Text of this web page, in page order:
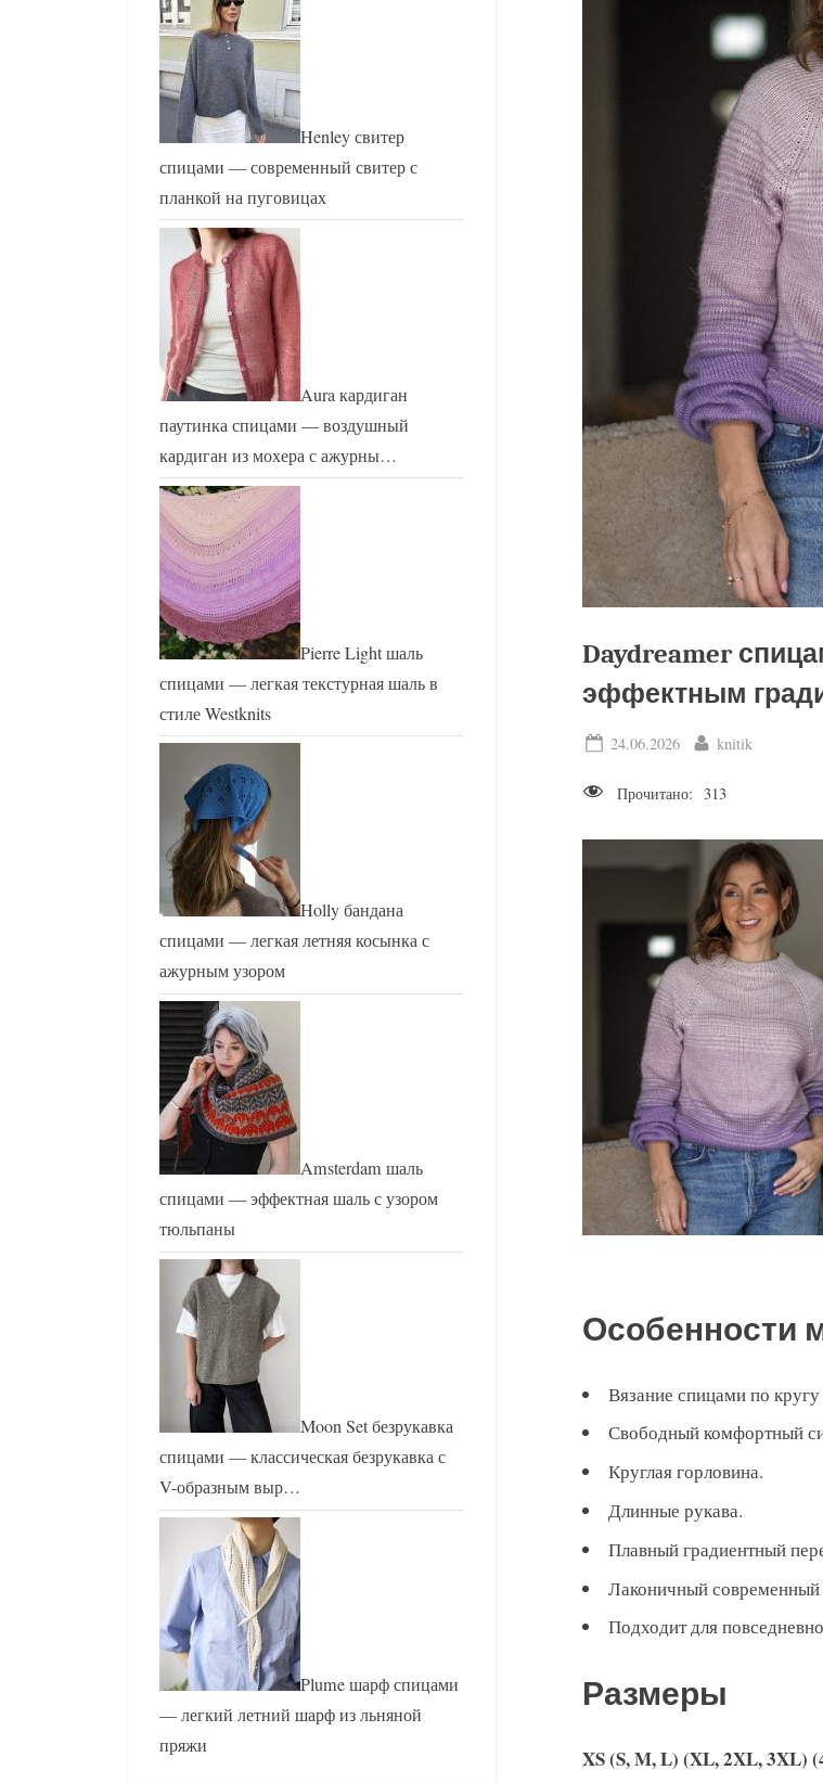
Daydreamer
эффектным
Posted
24.06.2026 By
knitik
Прочитано: 313
Особенности
Вязание спицами по
Свободный комфортный
Круглая горловина.
Длинные рукава.
Плавный градиентный
Лаконичный современный
Подходит для
Размеры
XS (S, M, L) (XL, 2XL, 3XL)
Henley свитер
спицами — современный свитер с
планкой на пуговицах
Aura кардиган
паутинка спицами — воздушный
кардиган из мохера с ажурны…
Pierre Light шаль
спицами — легкая текстурная шаль в
стиле Westknits
Holly бандана
спицами — легкая летняя косынка с
ажурным узором
Amsterdam шаль
спицами — эффектная шаль с узором
тюльпаны
Moon Set безрукавка
спицами — классическая безрукавка с
V-образным выр…
Plume шарф спицами
— легкий летний шарф из льняной
пряжи